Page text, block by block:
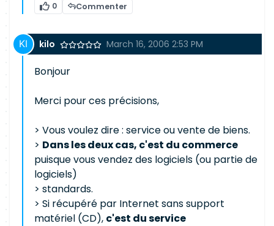
0 Commenter
kilo March 16, 2006 2:53 PM
Bonjour
Merci pour ces précisions,
> Vous voulez dire : service ou vente de biens.
> Dans les deux cas, c'est du commerce
puisque vous vendez des logiciels (ou partie de
logiciels)
> standards.
> Si récupéré par Internet sans support
matériel (CD), c'est du service